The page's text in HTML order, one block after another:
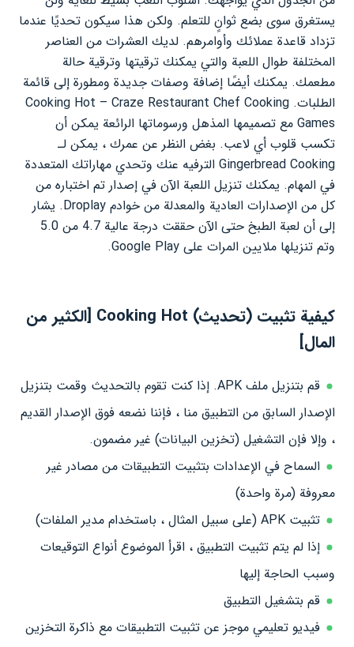
يستغرق سوى بضع ثوانٍ للتعلم. ولكن هذا سيكون تحديًا عندما
تزداد قاعدة عملائك وأوامرهم. لديك العشرات من العناصر
المختلفة طوال اللعبة والتي يمكنك ترقيتها وترقية حالة
مطعمك. يمكنك أيضًا إضافة وصفات جديدة ومطورة إلى قائمة
الطلبات. Cooking Hot – Craze Restaurant Chef Cooking
Games مع تصميمها المذهل ورسوماتها الرائعة يمكن أن
تكسب قلوب أي لاعب. بغض النظر عن عمرك ، يمكن لـ
Gingerbread Cooking الترفيه عنك وتحدي مهاراتك المتعددة
في المهام. يمكنك تنزيل اللعبة الآن في إصدار تم اختباره من
كل من الإصدارات العادية والمعدلة من خوادم Droplay. يشار
إلى أن لعبة الطبخ حتى الآن حققت درجة عالية 4.7 من 5.0
وتم تنزيلها ملايين المرات على Google Play.
كيفية تثبيت (تحديث) Cooking Hot [الكثير من
المال]
قم بتنزيل ملف APK. إذا كنت تقوم بالتحديث وقمت بتنزيل
الإصدار السابق من التطبيق منا ، فإننا نضعه فوق الإصدار القديم
، وإلا فإن التشغيل (تخزين البيانات) غير مضمون.
السماح في الإعدادات بتثبيت التطبيقات من مصادر غير
معروفة (مرة واحدة)
تثبيت APK (على سبيل المثال ، باستخدام مدير الملفات)
إذا لم يتم تثبيت التطبيق ، اقرأ الموضوع أنواع التوقيعات
وسبب الحاجة إليها
قم بتشغيل التطبيق
فيديو تعليمي موجز عن تثبيت التطبيقات مع ذاكرة التخزين